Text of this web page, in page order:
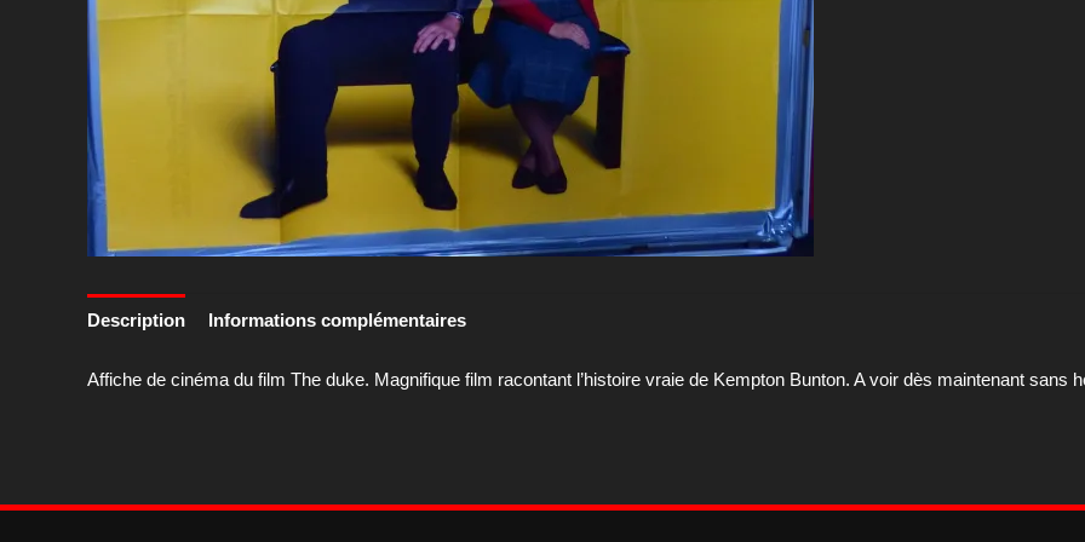
Description Informations complémentaires
Affiche de cinéma du film The duke. Magnifique film racontant l’histoire vraie de Kempton Bunton. A voir dès maintenant sans